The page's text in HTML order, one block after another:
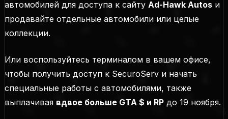
автомобилей для доступа к сайту Ad-Hawk Autos и
продавайте отдельные автомобили или целые
коллекции.
Или воспользуйтесь терминалом в вашем офисе,
чтобы получить доступ к SecuroServ и начать
специальные работы с автомобилями, также
выплачивая вдвое больше GTA $ и RP до 19 ноября.